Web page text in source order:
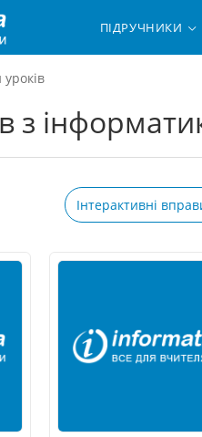
ПІДРУЧНИКИ
з
Інтерактивні